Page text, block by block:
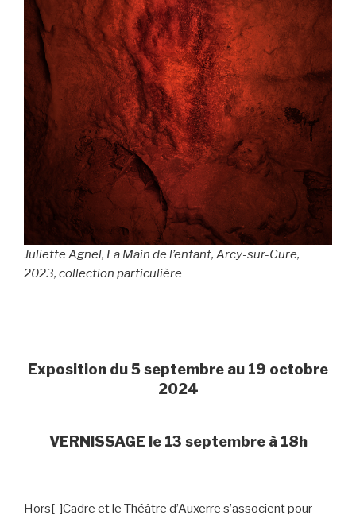
Juliette Agnel, La Main de l’enfant, Arcy-sur-Cure,
2023, collection particulière
Exposition du 5 septembre au 19 octobre
2024
VERNISSAGE le 13 septembre à 18h
Hors[ ]Cadre et le Théâtre d’Auxerre s’associent pour